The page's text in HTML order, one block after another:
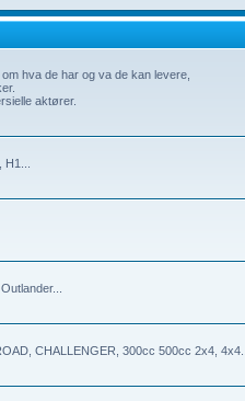
hva de har og va de kan levere,
aktører.
CHALLENGER, 300cc 500cc 2x4, 4x4...